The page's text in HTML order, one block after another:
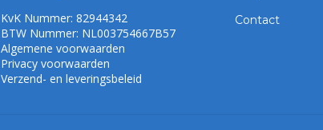
KvK Nummer: 82944342
BTW Nummer: NL003754667B57
Algemene voorwaarden
Privacy voorwaarden
Verzend- en leveringsbeleid
Contact